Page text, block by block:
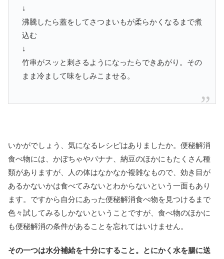
↓
沸騰したら蓋をしてさつまいもが柔らかくなるまで煮
込む
↓
竹串がスッと刺さるようになったらできあがり。その
まま冷まして味をしみこませる。
いかがでしょう、気になるレシピはありましたか。便秘解消
食べ物には、かぼちゃやバナナ、納豆のほかにもたくさん種
類がありますが、人の体はなかなか複雑なもので、効き目が
あるかないかは食べてみないとわからないという一面もあり
ます。ですから自分にあった便秘解消食べ物を見つけるまで
色々試してみるしかないということですが、食べ物のほかに
も便秘解消の条件があることを忘れてはいけません。
その一つは水分補給を十分にすること。とにかく水を腸に送